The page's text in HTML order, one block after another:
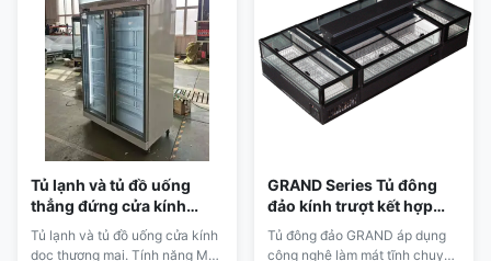
Tủ lạnh và tủ đồ uống
thẳng đứng cửa kính
thương mại
Tủ lạnh và tủ đồ uống cửa kính
dọc thương mại. Tính năng Máy
GRAND Series Tủ đông
đảo kính trượt kết hợp
làm mát tĩnh cho thực
phẩm đông lạnh
Tủ đông đảo GRAND áp dụng
công nghệ làm mát tĩnh chuyên